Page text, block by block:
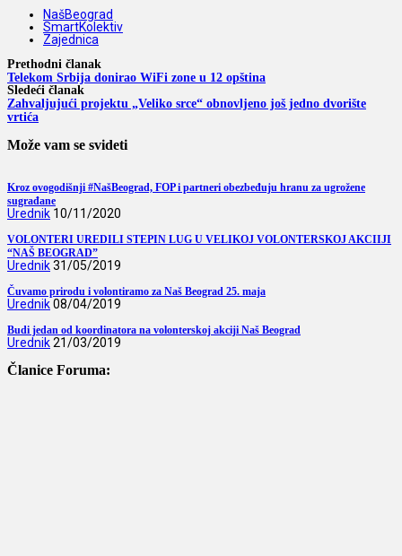
NašBeograd
SmartKolektiv
Zajednica
Prethodni članak
Telekom Srbija donirao WiFi zone u 12 opština
Sledeći članak
Zahvaljujući projektu „Veliko srce“ obnovljeno još jedno dvorište
vrtića
Može vam se svideti
Kroz ovogodišnji #NašBeograd, FOP i partneri obezbeđuju hranu za ugrožene
sugrađane
Urednik 10/11/2020
VOLONTERI UREDILI STEPIN LUG U VELIKOJ VOLONTERSKOJ AKCIIJI
“NAŠ BEOGRAD”
Urednik31/05/2019
Čuvamo prirodu i volontiramo za Naš Beograd 25. maja
Urednik08/04/2019
Budi jedan od koordinatora na volonterskoj akciji Naš Beograd
Urednik21/03/2019
Članice Foruma: